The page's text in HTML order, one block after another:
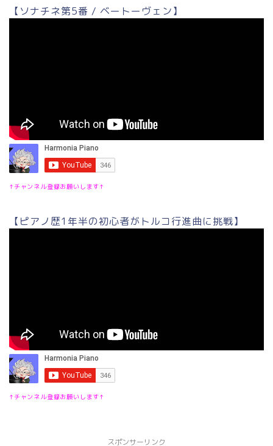
【ソナチネ第5番 / ベートーヴェン】
↑チャンネル登録お願いします↑
【ピアノ歴1年半の初心者がトルコ行進曲に挑戦】
↑チャンネル登録お願いします↑
スポンサーリンク